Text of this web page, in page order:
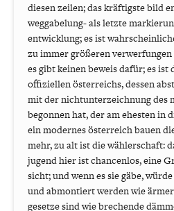
diesen zeilen; das kräftigste bild
weggabelung- als letzte
entwicklung; es ist
zu immer größeren
es gibt keinen beweis dafür; es ist
offiziellen österreichs, dessen
mit der nichtunterzeichnung des
begonnen hat, der am ehesten in
ein modernes österreich bauen
mehr, zu alt ist die wählerschaft:
jugend hier ist chancenlos, eine
sicht; und wenn es sie gäbe,
und abmontiert werden wie
gesetze sind wie brechende